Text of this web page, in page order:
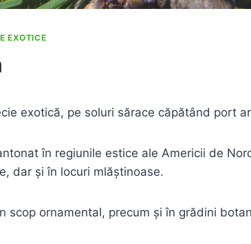
EXOTICE
exotică, pe soluri sărace căpătând port
în regiunile estice ale Americii de
dar şi în locuri mlăştinoase.
scop ornamental, precum şi în grădini